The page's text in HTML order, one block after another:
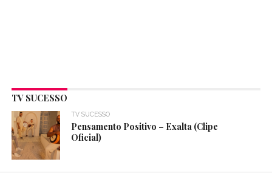
TV SUCESSO
TV SUCESSO
Pensamento Positivo – Exalta (Clipe
Oficial)